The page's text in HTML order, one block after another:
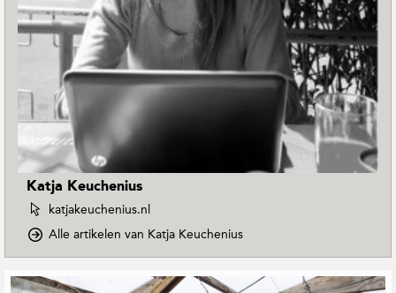
Katja Keuchenius
W
b
s
i
katjakeuchenius.nl
Alle artikelen van Katja Keucheniuso
o
G